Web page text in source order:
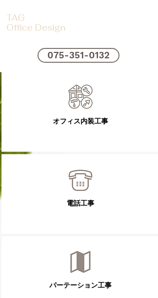
TAG
Office Design
075-351-0132
​オフィス内装工事
電話工事
パーテーション工事